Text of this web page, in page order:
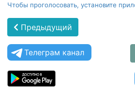
Чтобы проголосовать, установите
Предыдущий
Телеграм канал